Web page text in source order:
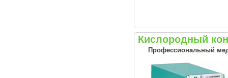
Кислородный
Профессиональный